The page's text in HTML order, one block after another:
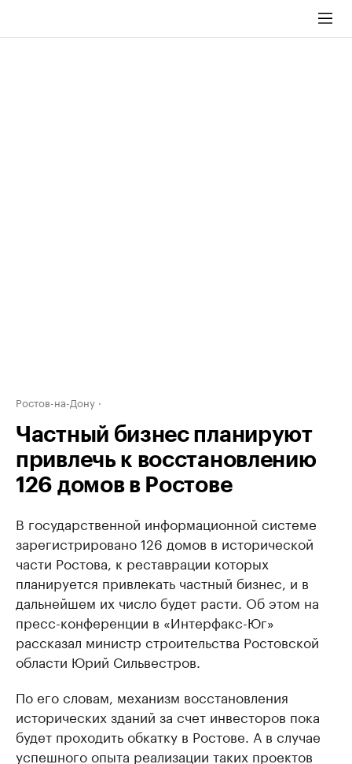
Ростов-на-Дону
Частный бизнес планируют
привлечь к восстановлению
126 домов в Ростове
В государственной информационной системе
зарегистрировано 126 домов в исторической
части Ростова, к реставрации которых
планируется привлекать частный бизнес, и в
дальнейшем их число будет расти. Об этом на
пресс-конференции в «Интерфакс-Юг»
рассказал министр строительства Ростовской
области Юрий Сильвестров.
По его словам, механизм восстановления
исторических зданий за счет инвесторов пока
будет проходить обкатку в Ростове. А в случае
успешного опыта реализации таких проектов